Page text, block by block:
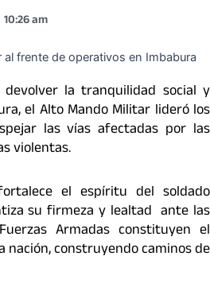
10:26 am
la tranquilidad social y
el Alto Mando Militar lideró los
las vías afectadas por las
violentas.
el espíritu del soldado
su firmeza y lealtad ante las
Armadas constituyen el
nación, construyendo caminos de